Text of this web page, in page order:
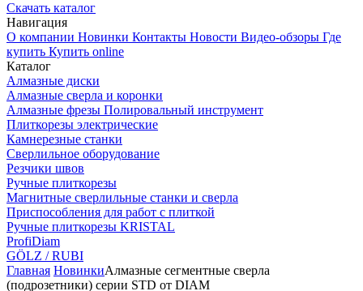
Скачать каталог
Навигация
О компании Новинки Контакты Новости Видео-обзоры Где
купить Купить online
Каталог
Алмазные диски
Алмазные сверла и коронки
Алмазные фрезы Полировальный инструмент
Плиткорезы электрические
Камнерезные станки
Сверлильное оборудование
Резчики швов
Ручные плиткорезы
Магнитные сверлильные станки и сверла
Приспособления для работ с плиткой
Ручные плиткорезы KRISTAL
ProfiDiam
GÖLZ / RUBI
Главная НовинкиАлмазные сегментные сверла
(подрозетники) серии STD от DIAM